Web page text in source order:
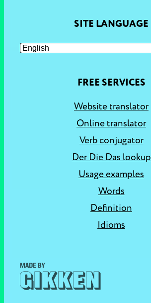
SITE LANGUAGE
FREE SERVICES
Website translator
Online translator
Verb conjugator
Der Die Das lookup
Usage examples
Words
Definition
Idioms